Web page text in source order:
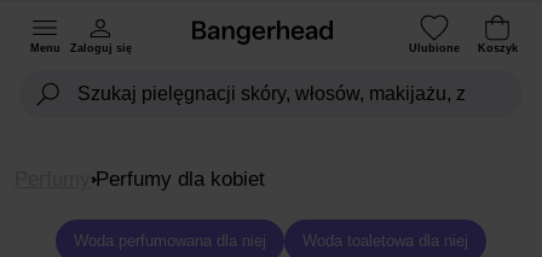
Menu Zaloguj się Ulubione Koszyk
Perfumy dla kobiet
Woda perfumowana dla niej Woda toaletowa dla niej